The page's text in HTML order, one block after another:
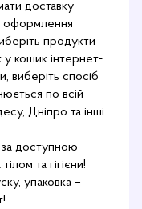
доставку
оформлення
продукти
у кошик інтернет-
виберіть спосіб
по всій
Дніпро та інші
за доступною
та гігієни!
упаковка –